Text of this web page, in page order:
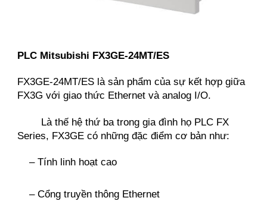
PLC Mitsubishi FX3GE-24MT/ES
FX3GE-24MT/ES
là sản phẩm của sự kết hợp giữa
FX3G với giao thức Ethernet và analog I/O.
Là thế hệ thứ ba trong gia đình họ PLC FX
Series, FX3GE có những đặc điểm cơ bản như:
– Tính linh hoạt cao
– Cổng truyền thông Ethernet